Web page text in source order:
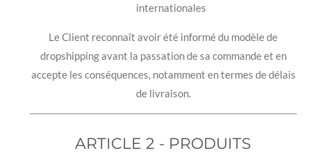
internationales
Le Client reconnaît avoir été informé du modèle de
dropshipping avant la passation de sa commande et en
accepte les conséquences, notamment en termes de délais
de livraison.
ARTICLE 2 - PRODUITS